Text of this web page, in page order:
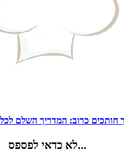
חותכים כרוב: המדריך השלם
לא כדאי לפספס...